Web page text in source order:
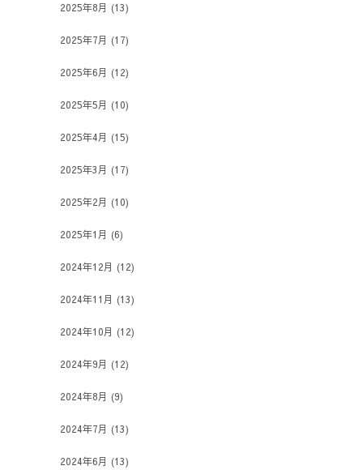
2025年8月 (13)
2025年7月 (17)
2025年6月 (12)
2025年5月 (10)
2025年4月 (15)
2025年3月 (17)
2025年2月 (10)
2025年1月 (6)
2024年12月 (12)
2024年11月 (13)
2024年10月 (12)
2024年9月 (12)
2024年8月 (9)
2024年7月 (13)
2024年6月 (13)